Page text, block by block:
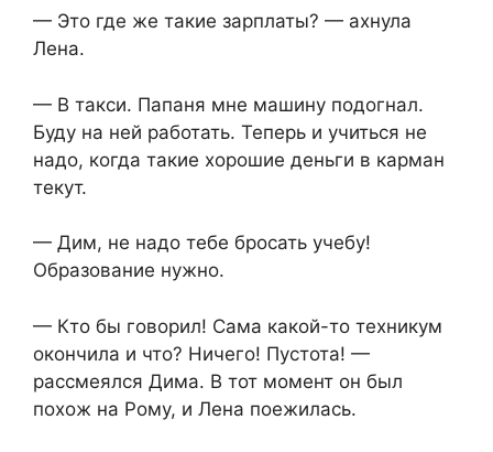
— Это где же такие зарплаты? — ахнула
Лена.
— В такси. Папаня мне машину подогнал.
Буду на ней работать. Теперь и учиться не
надо, когда такие хорошие деньги в карман
текут.
— Дим, не надо тебе бросать учебу!
Образование нужно.
— Кто бы говорил! Сама какой-то техникум
окончила и что? Ничего! Пустота! —
рассмеялся Дима. В тот момент он был
похож на Рому, и Лена поежилась.